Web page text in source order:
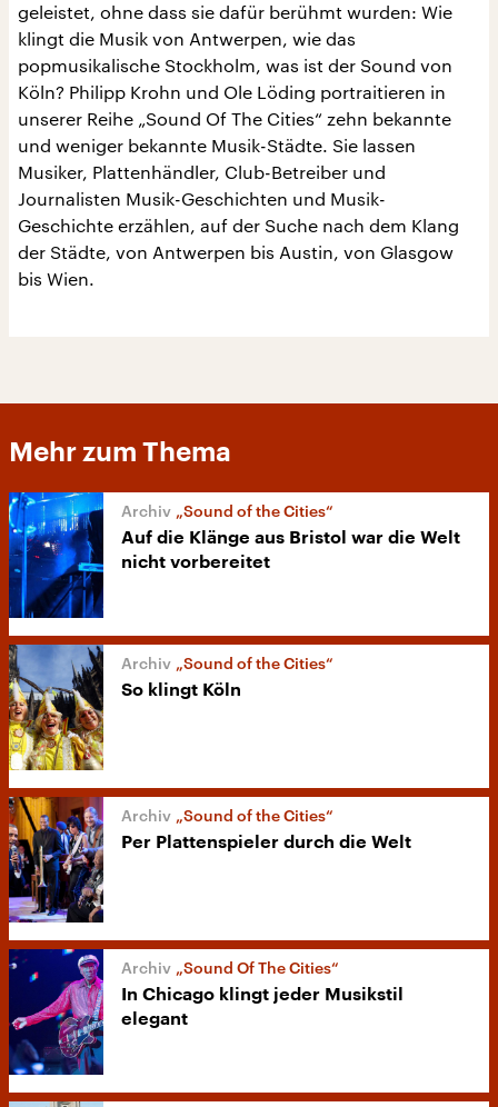
geleistet, ohne dass sie dafür berühmt wurden: Wie
klingt die Musik von Antwerpen, wie das
popmusikalische Stockholm, was ist der Sound von
Köln? Philipp Krohn und Ole Löding portraitieren in
unserer Reihe „Sound Of The Cities“ zehn bekannte
und weniger bekannte Musik-Städte. Sie lassen
Musiker, Plattenhändler, Club-Betreiber und
Journalisten Musik-Geschichten und Musik-
Geschichte erzählen, auf der Suche nach dem Klang
der Städte, von Antwerpen bis Austin, von Glasgow
bis Wien.
Mehr zum Thema
„Sound of the Cities“
Auf die Klänge aus Bristol war die Welt
nicht vorbereitet
„Sound of the Cities“
So klingt Köln
„Sound of the Cities“
Per Plattenspieler durch die Welt
„Sound Of The Cities“
In Chicago klingt jeder Musikstil
elegant